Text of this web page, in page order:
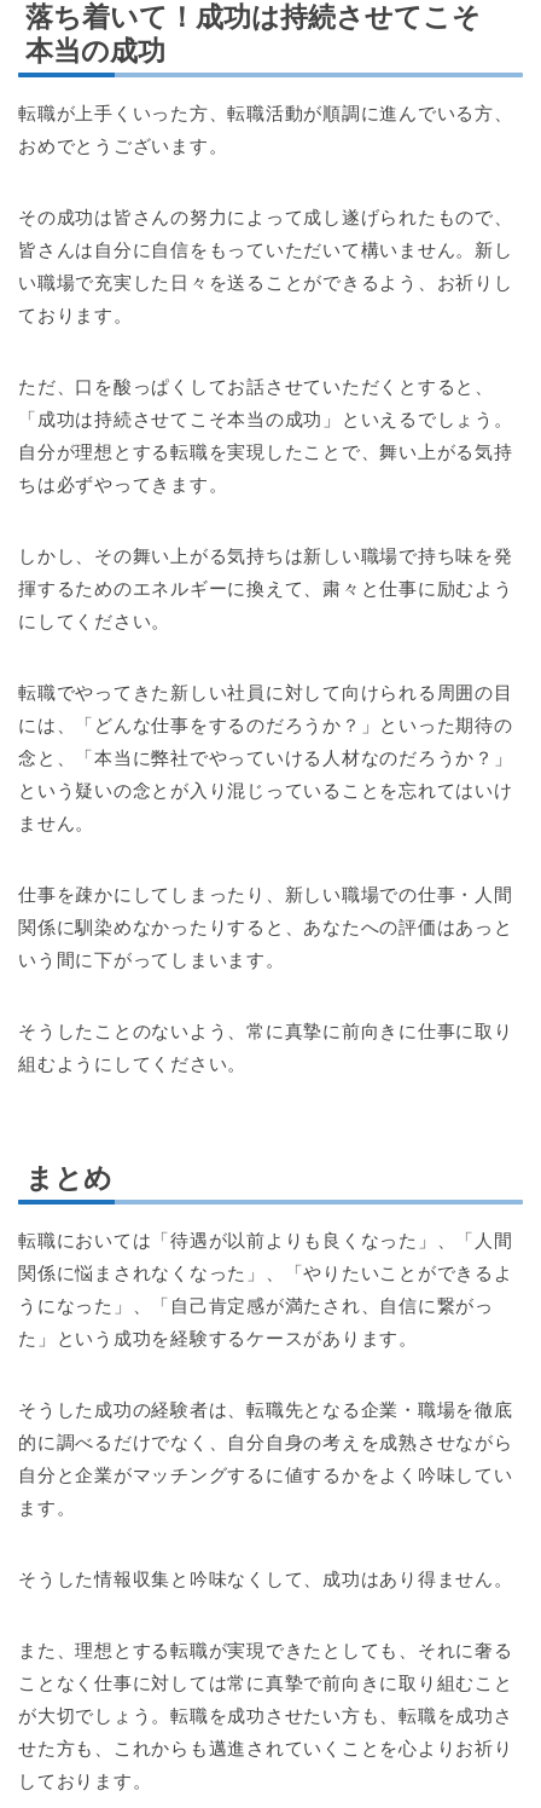
落ち着いて！成功は持続させてこそ
本当の成功
転職が上手くいった方、転職活動が順調に進んでいる方、
おめでとうございます。
その成功は皆さんの努力によって成し遂げられたもので、
皆さんは自分に自信をもっていただいて構いません。新し
い職場で充実した日々を送ることができるよう、お祈りし
ております。
ただ、口を酸っぱくしてお話させていただくとすると、
「成功は持続させてこそ本当の成功」といえるでしょう。
自分が理想とする転職を実現したことで、舞い上がる気持
ちは必ずやってきます。
しかし、その舞い上がる気持ちは新しい職場で持ち味を発
揮するためのエネルギーに換えて、粛々と仕事に励むよう
にしてください。
転職でやってきた新しい社員に対して向けられる周囲の目
には、「どんな仕事をするのだろうか？」といった期待の
念と、「本当に弊社でやっていける人材なのだろうか？」
という疑いの念とが入り混じっていることを忘れてはいけ
ません。
仕事を疎かにしてしまったり、新しい職場での仕事・人間
関係に馴染めなかったりすると、あなたへの評価はあっと
いう間に下がってしまいます。
そうしたことのないよう、常に真摯に前向きに仕事に取り
組むようにしてください。
まとめ
転職においては「待遇が以前よりも良くなった」、「人間
関係に悩まされなくなった」、「やりたいことができるよ
うになった」、「自己肯定感が満たされ、自信に繋がっ
た」という成功を経験するケースがあります。
そうした成功の経験者は、転職先となる企業・職場を徹底
的に調べるだけでなく、自分自身の考えを成熟させながら
自分と企業がマッチングするに値するかをよく吟味してい
ます。
そうした情報収集と吟味なくして、成功はあり得ません。
また、理想とする転職が実現できたとしても、それに奢る
ことなく仕事に対しては常に真摯で前向きに取り組むこと
が大切でしょう。転職を成功させたい方も、転職を成功さ
せた方も、これからも邁進されていくことを心よりお祈り
しております。